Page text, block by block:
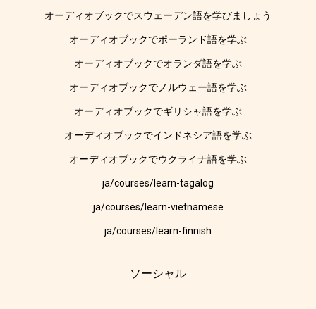
オーディオブックでスウェーデン語を学びましょう
オーディオブックでポーランド語を学ぶ
オーディオブックでオランダ語を学ぶ
オーディオブックでノルウェー語を学ぶ
オーディオブックでギリシャ語を学ぶ
オーディオブックでインドネシア語を学ぶ
オーディオブックでウクライナ語を学ぶ
ja/courses/learn-tagalog
ja/courses/learn-vietnamese
ja/courses/learn-finnish
ソーシャル